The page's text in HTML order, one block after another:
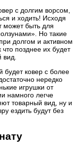
с долгим ворсом,
и ходить! Исходя
может быть для
Но такие
долгом и активном
что позднее их будет
ковер с более
нередко
игрушки от
намного легче
товарный вид, ну и
ездить будут без